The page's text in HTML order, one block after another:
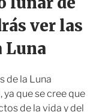
i
o
r
ver las
Luna
de la Luna
que se cree que
de la vida y del